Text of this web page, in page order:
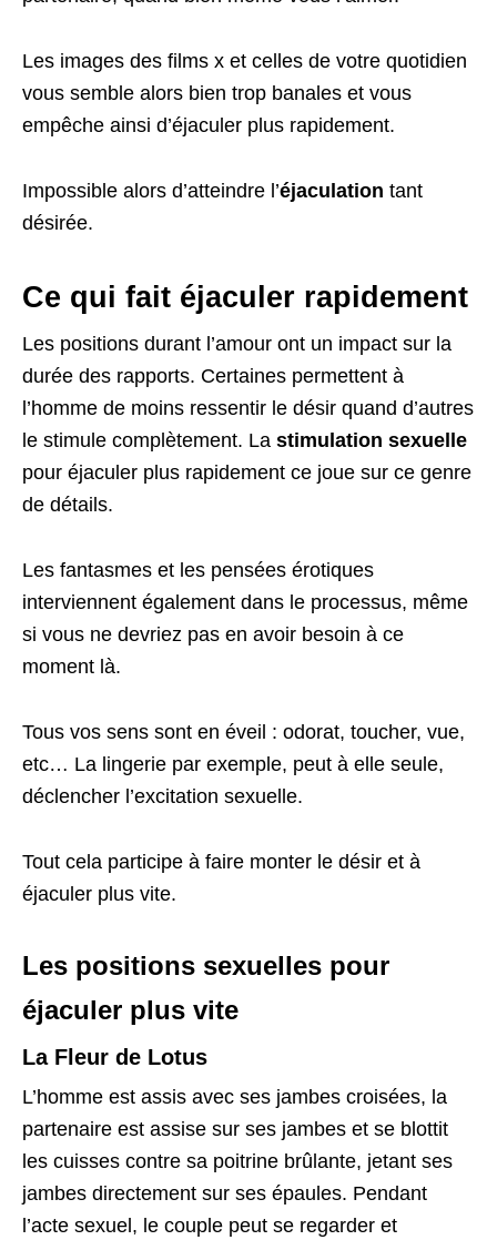
Les images des films x et celles de votre quotidien
vous semble alors bien trop banales et vous
empêche ainsi d’éjaculer plus rapidement.
Impossible alors d’atteindre l’éjaculation tant
désirée.
Ce qui fait éjaculer rapidement
Les positions durant l’amour ont un impact sur la
durée des rapports. Certaines permettent à
l’homme de moins ressentir le désir quand d’autres
le stimule complètement. La stimulation sexuelle
pour éjaculer plus rapidement ce joue sur ce genre
de détails.
Les fantasmes et les pensées érotiques
interviennent également dans le processus, même
si vous ne devriez pas en avoir besoin à ce
moment là.
Tous vos sens sont en éveil : odorat, toucher, vue,
etc… La lingerie par exemple, peut à elle seule,
déclencher l’excitation sexuelle.
Tout cela participe à faire monter le désir et à
éjaculer plus vite.
Les positions sexuelles pour
éjaculer plus vite
La Fleur de Lotus
L’homme est assis avec ses jambes croisées, la
partenaire est assise sur ses jambes et se blottit
les cuisses contre sa poitrine brûlante, jetant ses
jambes directement sur ses épaules. Pendant
l’acte sexuel, le couple peut se regarder et